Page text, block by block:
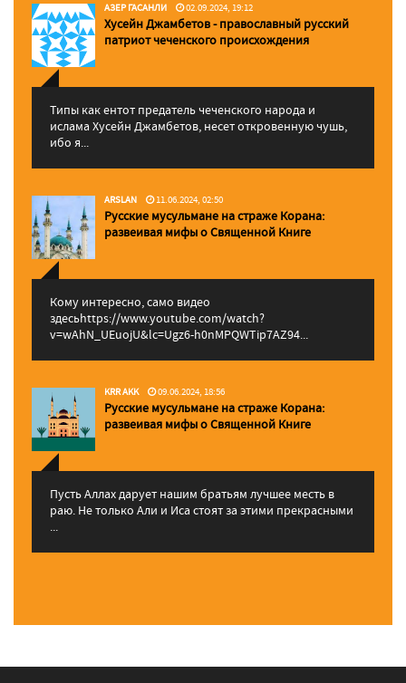
АЗЕР ГАСАНЛИ 02.09.2024, 19:12
Хусейн Джамбетов - православный русский
патриот чеченского происхождения
Типы как ентот предатель чеченского народа и
ислама Хусейн Джамбетов, несет откровенную чушь,
ибо я...
ARSLAN 11.06.2024, 02:50
Русские мусульмане на страже Корана:
pазвеивая мифы о Священной Книге
Кому интересно, само видео
здесьhttps://www.youtube.com/watch?
v=wAhN_UEuojU&lc=Ugz6-h0nMPQWTip7AZ94...
KRR AKK 09.06.2024, 18:56
Русские мусульмане на страже Корана:
pазвеивая мифы о Священной Книге
Пусть Аллах дарует нашим братьям лучшее месть в
раю. Не только Али и Иса стоят за этими прекрасными
...